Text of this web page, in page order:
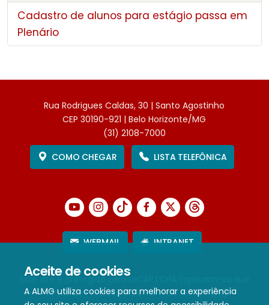
Aceite de cookies
A ALMG utiliza cookies para melhorar a experiência
Cadastro de alunos para estágio passa em
Plenário
Rua Rodrigues Caldas, 30 | Santo Agostinho
CEP 30190-921 | Belo Horizonte/MG
(31) 2108-7000
COMO CHEGAR
LISTA TELEFÔNICA
WEBMAIL INTRANET
Este site é protegido pelo reCAPTCHA (aplicam-se sua
Política de PrivacidadeeTermos de Serviço).